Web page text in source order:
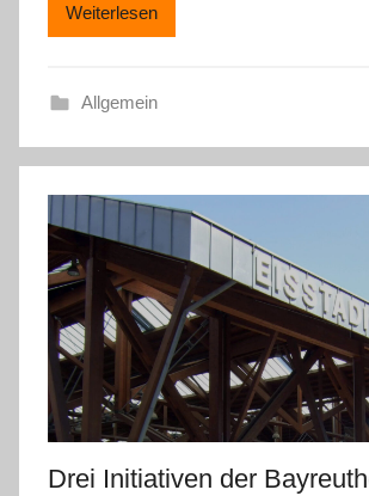
Weiterlesen
Allgemein
Drei Initiativen der